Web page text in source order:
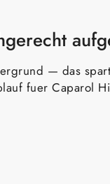
— das
fuer Caparol